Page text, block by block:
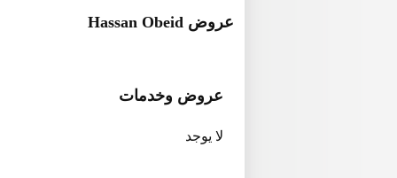
عروض Hassan Obeid
عروض وخدمات
لا يوجد